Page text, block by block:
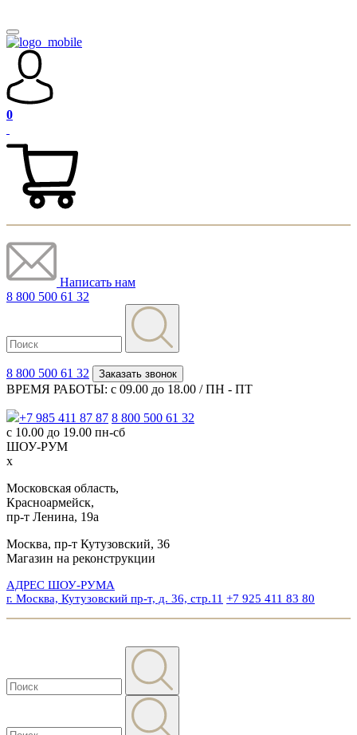
0
Написать нам
8 800 500 61 32
8 800 500 61 32 Заказать звонок
ВРЕМЯ РАБОТЫ: с 09.00 до 18.00 / ПН - ПТ
+7 985 411 87 87 8 800 500 61 32
с 10.00 до 19.00 пн-сб
ШОУ-РУМ
x
Московская область,
Красноармейск,
пр-т Ленина, 19а
Москва, пр-т Кутузовский, 36
Магазин на реконструкции
АДРЕС ШОУ-РУМА
г. Москва, Кутузовский пр-т, д. 36, стр.11 +7 925 411 83 80